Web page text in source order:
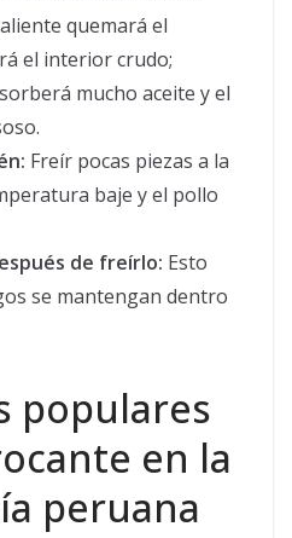
quemará el
el interior crudo;
mucho aceite y el
Freír pocas piezas a la
baje y el pollo
de freírlo: Esto
se mantengan dentro
populares
en la
peruana